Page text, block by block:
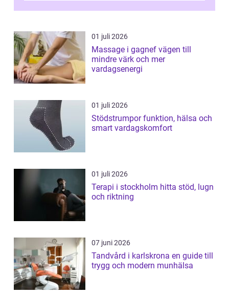
01 juli 2026
Massage i gagnef vägen till
mindre värk och mer
vardagsenergi
01 juli 2026
Stödstrumpor funktion, hälsa och
smart vardagskomfort
01 juli 2026
Terapi i stockholm hitta stöd, lugn
och riktning
07 juni 2026
Tandvård i karlskrona en guide till
trygg och modern munhälsa